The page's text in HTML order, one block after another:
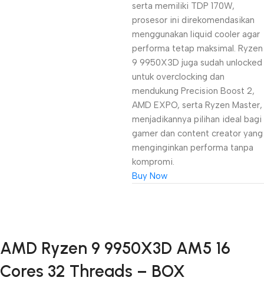
serta memiliki TDP 170W,
prosesor ini direkomendasikan
menggunakan liquid cooler agar
performa tetap maksimal. Ryzen
9 9950X3D juga sudah unlocked
untuk overclocking dan
mendukung Precision Boost 2,
AMD EXPO, serta Ryzen Master,
menjadikannya pilihan ideal bagi
gamer dan content creator yang
menginginkan performa tanpa
kompromi.
Buy Now
Black Friday
Blowout!
AMD Ryzen 9 9950X3D AM5 16
Cores 32 Threads – BOX